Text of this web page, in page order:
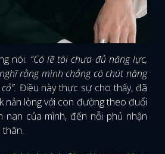
nói: “Có lẽ tôi chưa đủ năng lực,
rằng mình chẳng có chút năng
Điều này thực sự cho thấy, đã
nản lòng với con đường theo đuổi
nan của mình, đến nỗi phủ nhận
thân.